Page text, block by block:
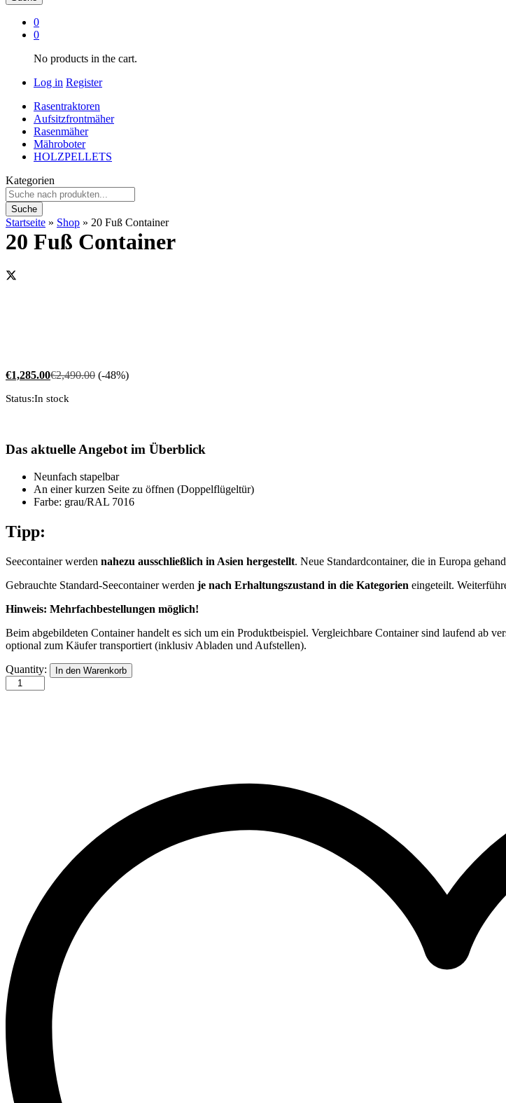
0
0
No products in the cart.
Log in Register
Rasentraktoren
Aufsitzfrontmäher
Rasenmäher
Mähroboter
HOLZPELLETS
Kategorien
Suche
Startseite » Shop » 20 Fuß Container
20 Fuß Container
€1,285.00€2,490.00 (-48%)
Status:In stock
Das aktuelle Angebot im Überblick
Neunfach stapelbar
An einer kurzen Seite zu öffnen (Doppelflügeltür)
Farbe: grau/RAL 7016
Tipp:
Seecontainer werden nahezu ausschließlich in Asien hergestellt. Neue Standardcontainer, die in Europa
Gebrauchte Standard-Seecontainer werden je nach Erhaltungszustand in die Kategorien eingeteilt.
Hinweis: Mehrfachbestellungen möglich!
Beim abgebildeten Container handelt es sich um ein Produktbeispiel. Vergleichbare Container sind laufend ab
optional zum Käufer transportiert (inklusiv Abladen und Aufstellen).
20
Fuß
Container
Quantity: In den Warenkorb